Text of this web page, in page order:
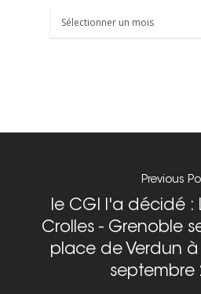
Archives
Previous
le CGI l'a décidé :
Crolles - Grenoble
place de Verdun
septembre